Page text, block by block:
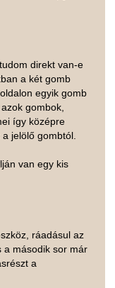
direkt van-e
a két gomb
egyik gomb
gombok,
így középre
jelölő gombtól.
van egy kis
ráadásul az
a második sor már
a